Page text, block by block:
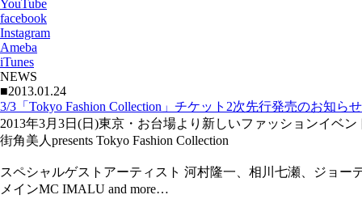
YouTube
facebook
Instagram
Ameba
iTunes
NEWS
■2013.01.24
3/3「Tokyo Fashion Collection」チケット2次先行発売のお知らせ
2013年3月3日(日)東京・お台場より新しいファッションイベン
街角美人presents Tokyo Fashion Collection
スペシャルゲストアーティスト 河村隆一、相川七瀬、ジョー
メインMC IMALU and more…